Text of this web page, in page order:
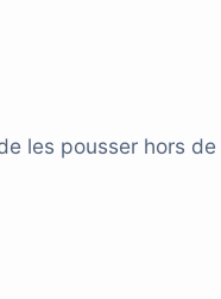
les pousser hors de